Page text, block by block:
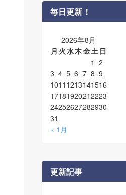
毎日更新！
2026年8月
月 火水木金土 日
1 2
3 4 5 6 7 8 9
1011 1213141516
17181920212223
24252627282930
31
« 1月
更新記事